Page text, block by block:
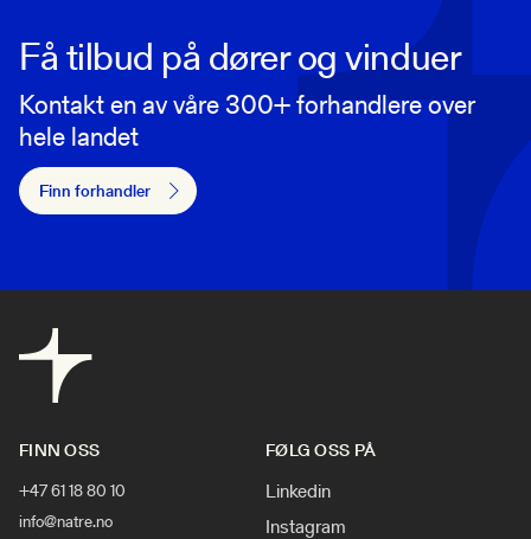
Få tilbud på dører og vinduer
Kontakt en av våre 300+ forhandlere over
hele landet
Finn forhandler
FINN OSS
+47 61 18 80 10
info@natre.no
FØLG OSS PÅ
Linkedin
Instagram